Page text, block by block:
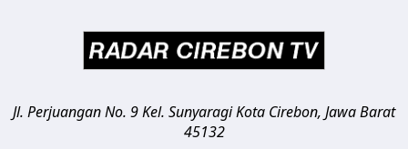
Jl. Perjuangan No. 9 Kel. SunyaragiKota Cirebon, Jawa Barat
45132